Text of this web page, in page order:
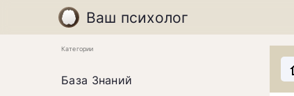
Ваш психолог
Категории
База Знаний